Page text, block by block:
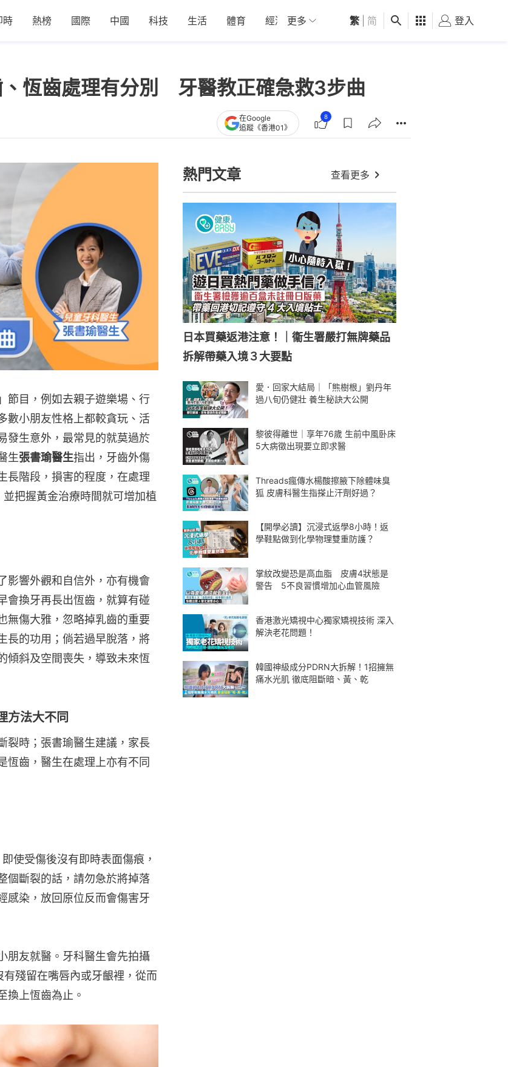
時 熱榜 國際 中國 科技 生活 體育 經濟 01深圳 觀點 健康 好食玩飛
更多 繁 简 登入
恆齒處理有分別 牙醫教正確急救3步曲
在Google
追蹤《香港01》
8
節目，例如去親子遊樂場、行
數小朋友性格上都較貪玩、活
發生意外，最常見的就莫過於
生張書瑜醫生指出，牙齒外傷
長階段，損害的程度，在處理
把握黃金治療時間就可增加植
影響外觀和自信外，亦有機會
會換牙再長出恆齒，就算有碰
無傷大雅，忽略掉乳齒的重要
長的功用；倘若過早脫落，將
傾斜及空間喪失，導致未來恆
方法大不同
裂時；張書瑜醫生建議，家長
恆齒，醫生在處理上亦有不同
使受傷後沒有即時表面傷痕，
個斷裂的話，請勿急於將掉落
感染，放回原位反而會傷害牙
朋友就醫。牙科醫生會先拍攝
殘留在嘴唇內或牙齦裡，從而
換上恆齒為止。
熱門文章 查看更多
日本買藥返港注意！｜衞生署嚴打無牌藥品
拆解帶藥入境３大要點
愛．回家大結局｜「熊樹根」劉丹年
過八旬仍健壯 養生秘訣大公開
黎彼得離世｜享年76歲 生前中風卧床
5大病徵出現要立即求醫
Threads瘋傳水楊酸擦腋下除體味臭
狐 皮膚科醫生指搽止汗劑好過？
【開學必讀】沉浸式返學8小時！返
學鞋點做到化學物理雙重防護？
掌紋改變恐是高血脂 皮膚4狀態是
警告 5不良習慣增加心血管風險
香港激光矯視中心獨家矯視技術 深入
解決老花問題！
韓國神級成分PDRN大拆解！1招擁無
痛水光肌 徹底阻斷暗、黃、乾